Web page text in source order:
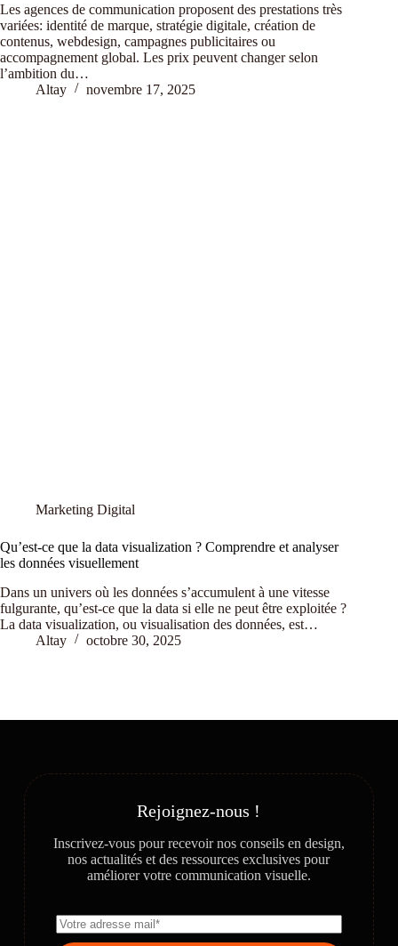
Les agences de communication proposent des prestations très
variées: identité de marque, stratégie digitale, création de
contenus, webdesign, campagnes publicitaires ou
accompagnement global. Les prix peuvent changer selon
l’ambition du…
Altay
novembre 17, 2025
Marketing Digital
Qu’est-ce que la data visualization ? Comprendre et analyser
les données visuellement
Dans un univers où les données s’accumulent à une vitesse
fulgurante, qu’est-ce que la data si elle ne peut être exploitée ?
La data visualization, ou visualisation des données, est…
Altay
octobre 30, 2025
Rejoignez-nous !
Inscrivez-vous pour recevoir nos conseils en design,
nos actualités et des ressources exclusives pour
améliorer votre communication visuelle.